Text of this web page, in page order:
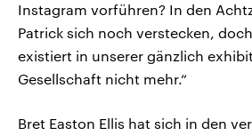
Instagram vorführen? In den
Patrick sich noch verstecken,
existiert in unserer gänzlich
Gesellschaft nicht mehr.“
Bret Easton Ellis hat sich in den